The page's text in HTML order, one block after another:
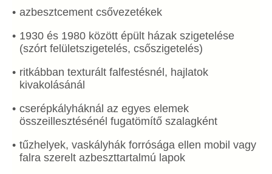
azbesztcement csővezetékek
1930 és 1980 között épült házak szigetelése
(szórt felületszigetelés, csőszigetelés)
ritkábban texturált falfestésnél, hajlatok
kivakolásánál
cserépkályháknál az egyes elemek
összeillesztésénél fugatömítő szalagként
tűzhelyek, vaskályhák forrósága ellen mobil vagy
falra szerelt azbeszttartalmú lapok